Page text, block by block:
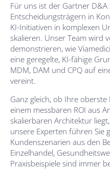
Für uns ist der Gartner
Entscheidungsträgern in
KI-Initiativen in komplexen
skalieren. Unser Team wird
demonstrieren, wie
eine geregelte, KI-fähige
MDM, DAM und CPQ auf
vereint.
Ganz gleich, ob Ihre
einem messbaren ROI aus
skalierbaren Architektur
unsere Experten führen Sie
Kundenszenarien aus den
Einzelhandel,
Praxisbeispiele sind immer